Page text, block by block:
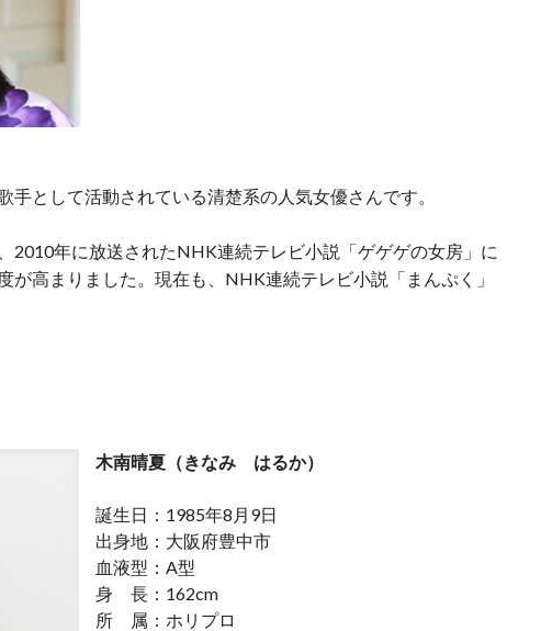
手として活動されている清楚系の人気女優さんです。
2010年に放送されたNHK連続テレビ小説「ゲゲゲの女房」に
が高まりました。現在も、NHK連続テレビ小説「まんぷく」
木南晴夏（きなみ はるか）
誕生日：1985年8月9日
出身地：大阪府豊中市
血液型：A型
身 長：162cm
所 属：ホリプロ